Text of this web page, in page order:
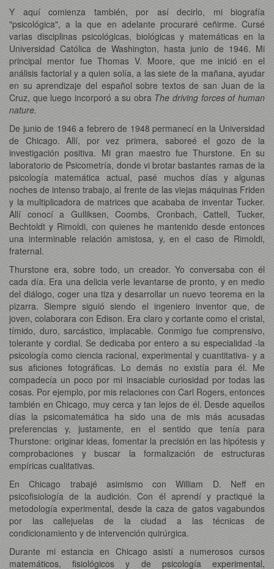
Y aquí comienza también, por así decirlo, mi biografía
"psicológica", a la que en adelante procuraré ceñirme. Cursé
varias disciplinas psicológicas, biológicas y matemáticas en la
Universidad Católica de Washington, hasta junio de 1946. Mi
principal mentor fue Thomas V. Moore, que me inició en el
análisis factorial y a quien solía, a las siete de la mañana, ayudar
en su aprendizaje del español sobre textos de san Juan de la
Cruz, que luego incorporó a su obra The driving forces of human
nature.
De junio de 1946 a febrero de 1948 permanecí en la Universidad
de Chicago. Allí, por vez primera, saboreé el gozo de la
investigación positiva. Mi gran maestro fue Thurstone. En su
laboratorio de Psicometría, donde vi brotar bastantes ramas de la
psicología matemática actual, pasé muchos días y algunas
noches de intenso trabajo, al frente de las viejas máquinas Friden
y la multiplicadora de matrices que acababa de inventar Tucker.
Allí conocí a Gulliksen, Coombs, Cronbach, Cattell, Tucker,
Bechtoldt y Rimoldi, con quienes he mantenido desde entonces
una interminable relación amistosa, y, en el caso de Rimoldi,
fraternal.
Thurstone era, sobre todo, un creador. Yo conversaba con él
cada día. Era una delicia verle levantarse de pronto, y en medio
del diálogo, coger una tiza y desarrollar un nuevo teorema en la
pizarra. Siempre siguió siendo el ingeniero inventor que, de
joven, colaborara con Edison. Era claro y cortante como el cristal,
tímido, duro, sarcástico, implacable. Conmigo fue comprensivo,
tolerante y cordial. Se dedicaba por entero a su especialidad -la
psicología como ciencia racional, experimental y cuantitativa- y a
sus aficiones fotográficas. Lo demás no existía para él. Me
compadecía un poco por mi insaciable curiosidad por todas las
cosas. Por ejemplo, por mis relaciones con Carl Rogers, entonces
también en Chicago, muy cerca y tan lejos de él. Desde aquellos
días la psicomatemática ha sido una de mis más acusadas
preferencias y, justamente, en el sentido que tenía para
Thurstone: originar ideas, fomentar la precisión en las hipótesis y
comprobaciones y buscar la formalización de estructuras
empíricas cualitativas.
En Chicago trabajé asimismo con William D. Neff en
psicofisiología de la audición. Con él aprendí y practiqué la
metodología experimental, desde la caza de gatos vagabundos
por las callejuelas de la ciudad a las técnicas de
condicionamiento y de intervención quirúrgica.
Durante mi estancia en Chicago asistí a numerosos cursos
matemáticos, fisiológicos y de psicología experimental,